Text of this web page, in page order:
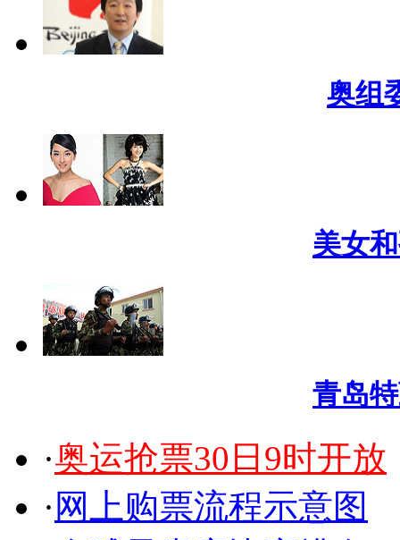
奥组
美女
青岛
·奥运抢票30日9时开放
· 网上购票流程示意图